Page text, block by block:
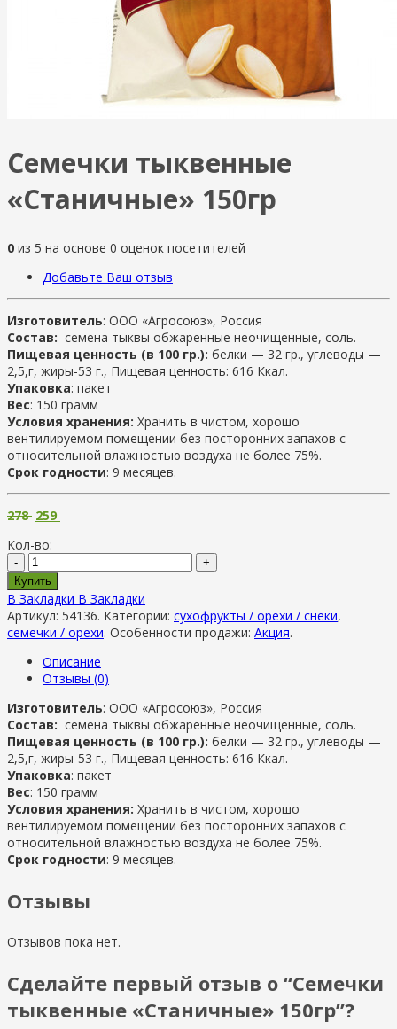
Семечки тыквенные
«Станичные» 150гр
0 из 5 на основе 0 оценок посетителей
Добавьте Ваш отзыв
Изготовитель: ООО «Агросоюз», Россия
Состав: семена тыквы обжаренные неочищенные, соль.
Пищевая ценность (в 100 гр.): белки — 32 гр., углеводы —
2,5,г, жиры-53 г., Пищевая ценность: 616 Ккал.
Упаковка: пакет
Вес: 150 грамм
Условия хранения: Хранить в чистом, хорошо
вентилируемом помещении без посторонних запахов с
относительной влажностью воздуха не более 75%.
Срок годности: 9 месяцев.
278 259
Кол-во:
-
+
Купить
В Закладки В Закладки
Артикул: 54136. Категории: сухофрукты / орехи / снеки,
семечки / орехи. Особенности продажи: Акция.
Описание
Отзывы (0)
Изготовитель: ООО «Агросоюз», Россия
Состав: семена тыквы обжаренные неочищенные, соль.
Пищевая ценность (в 100 гр.): белки — 32 гр., углеводы —
2,5,г, жиры-53 г., Пищевая ценность: 616 Ккал.
Упаковка: пакет
Вес: 150 грамм
Условия хранения: Хранить в чистом, хорошо
вентилируемом помещении без посторонних запахов с
относительной влажностью воздуха не более 75%.
Срок годности: 9 месяцев.
Отзывы
Отзывов пока нет.
Сделайте первый отзыв о “Семечки
тыквенные «Станичные» 150гр”?